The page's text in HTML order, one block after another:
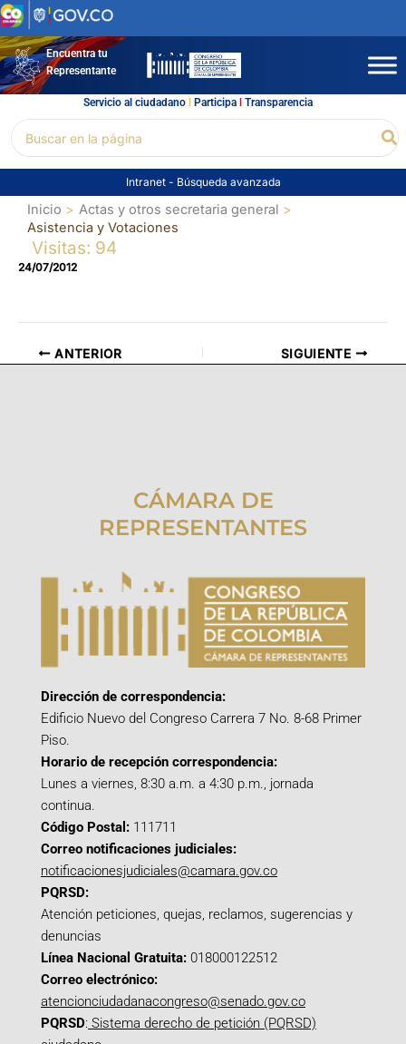
Ir
al
contenidoEncuentra tu
Representante
Servicio al ciudadano l Participal Transparencia
por:
Intranet - Búsqueda avanzada
Inicio
Actas y otros secretaria general
Asistencia y Votaciones
Visitas: 94
24/07/2012
ANTERIOR SIGUIENTE
CÁMARA DE
REPRESENTANTES
Dirección de correspondencia:
Edificio Nuevo del Congreso Carrera 7 No. 8-68 Primer
Piso.
Horario de recepción correspondencia:
Lunes a viernes, 8:30 a.m. a 4:30 p.m., jornada
continua.
Código Postal: 111711
Correo notificaciones judiciales:
notificacionesjudiciales@camara.gov.co
PQRSD:
Atención peticiones, quejas, reclamos, sugerencias y
denuncias
Línea Nacional Gratuita: 018000122512
Correo electrónico:
atencionciudadanacongreso@senado.gov.co
PQRSD: Sistema derecho de petición (PQRSD)